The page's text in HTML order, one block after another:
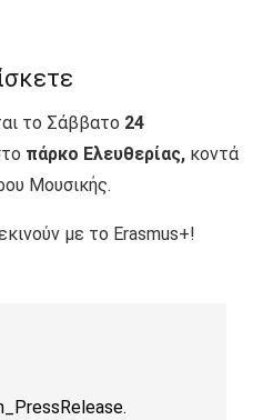
το Σάββατο 24
πάρκο Ελευθερίας, κοντά
Μουσικής.
με το Erasmus+!